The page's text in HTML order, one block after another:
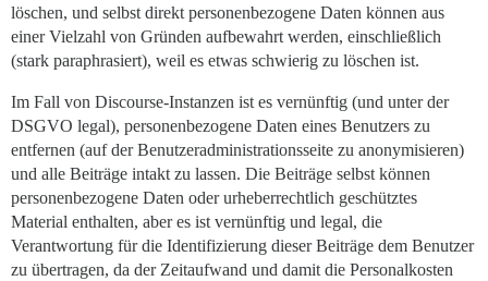
löschen, und selbst direkt personenbezogene Daten können aus
einer Vielzahl von Gründen aufbewahrt werden, einschließlich
(stark paraphrasiert), weil es etwas schwierig zu löschen ist.
Im Fall von Discourse-Instanzen ist es vernünftig (und unter der
DSGVO legal), personenbezogene Daten eines Benutzers zu
entfernen (auf der Benutzeradministrationsseite zu anonymisieren)
und alle Beiträge intakt zu lassen. Die Beiträge selbst können
personenbezogene Daten oder urheberrechtlich geschütztes
Material enthalten, aber es ist vernünftig und legal, die
Verantwortung für die Identifizierung dieser Beiträge dem Benutzer
zu übertragen, da der Zeitaufwand und damit die Personalkosten